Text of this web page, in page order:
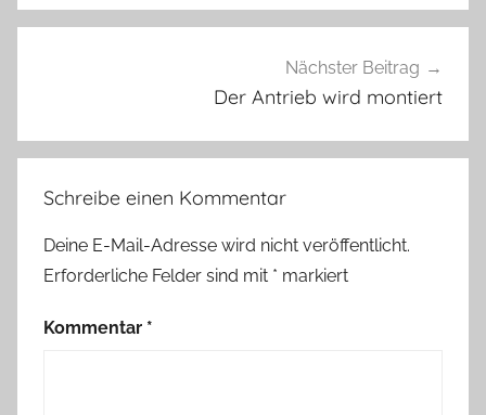
Nächster Beitrag
Der Antrieb wird montiert
Schreibe einen Kommentar
Deine E-Mail-Adresse wird nicht veröffentlicht.
Erforderliche Felder sind mit * markiert
Kommentar *